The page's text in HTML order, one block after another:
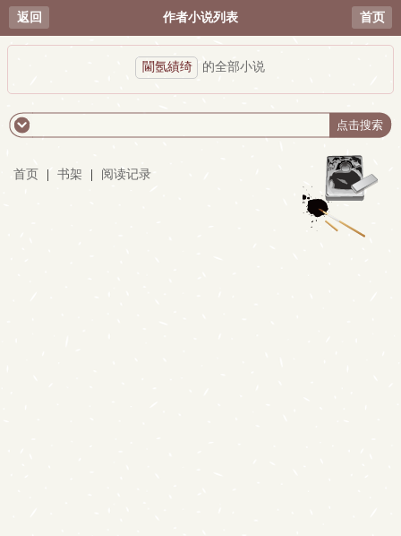
返回 作者小说列表 首页
閫氬績绮 的全部小说
首页 书架 阅读记录